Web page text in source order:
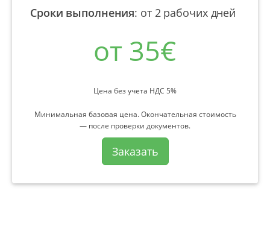
Сроки выполнения: от 2 рабочих дней
от 35€
Цена без учета НДС 5%
Минимальная базовая цена. Окончательная стоимость
— после проверки документов.
Заказать